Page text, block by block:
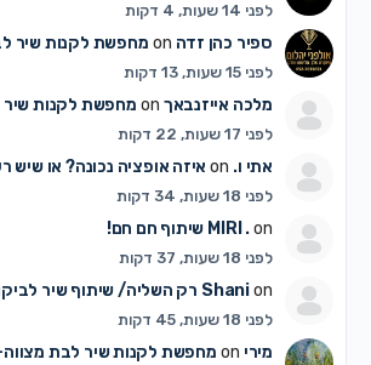
לפני 14 שעות, 4 דקות
ספיר כהן זדהon מחפשת לקנות שיר
לפני 15 שעות, 13 דקות
מלכה אייזנבאךon מחפשת לקנות שיר
לפני 17 שעות, 22 דקות
אתי ו.on איזה אופציה נכונה? או שיש
לפני 18 שעות, 34 דקות
MIRI .on שיתוף חם חם!
לפני 18 שעות, 37 דקות
Shanion רק השליה/ שיתוף שיר
לפני 18 שעות, 45 דקות
מיריon מחפשת לקנות שיר לבת